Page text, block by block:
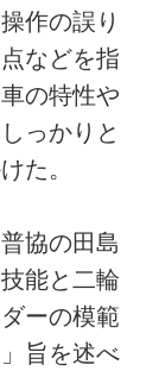
作の誤り
などを指
の特性や
っかりと
た。
協の田島
能と二輪
ーの模範
旨を述べ